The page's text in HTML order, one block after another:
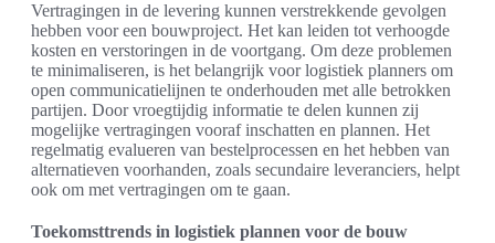
Vertragingen in de levering kunnen verstrekkende gevolgen
hebben voor een bouwproject. Het kan leiden tot verhoogde
kosten en verstoringen in de voortgang. Om deze problemen
te minimaliseren, is het belangrijk voor logistiek planners om
open communicatielijnen te onderhouden met alle betrokken
partijen. Door vroegtijdig informatie te delen kunnen zij
mogelijke vertragingen vooraf inschatten en plannen. Het
regelmatig evalueren van bestelprocessen en het hebben van
alternatieven voorhanden, zoals secundaire leveranciers, helpt
ook om met vertragingen om te gaan.
Toekomsttrends in logistiek plannen voor de bouw